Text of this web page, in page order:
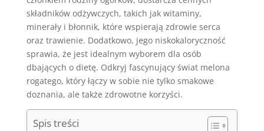
składników odżywczych, takich jak witaminy,
minerały i błonnik, które wspierają zdrowie serca
oraz trawienie. Dodatkowo, jego niskokaloryczność
sprawia, że jest idealnym wyborem dla osób
dbających o dietę. Odkryj fascynujący świat melona
rogatego, który łączy w sobie nie tylko smakowe
doznania, ale także zdrowotne korzyści.
Spis treści